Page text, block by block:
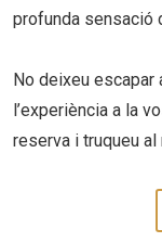
profunda sensació
No deixeu escapar
l’experiència a la
reserva i truqueu al